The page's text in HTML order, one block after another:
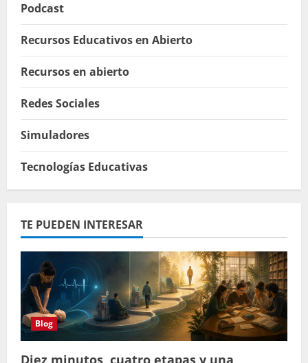
Podcast
Recursos Educativos en Abierto
Recursos en abierto
Redes Sociales
Simuladores
Tecnologías Educativas
TE PUEDEN INTERESAR
Blog
Diez minutos, cuatro etapas y una